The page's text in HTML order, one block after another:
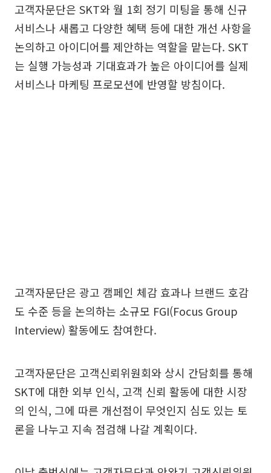
고객자문단은 SKT와 월 1회 정기 미팅을 통해 신규
서비스나 새롭고 다양한 혜택 등에 대한 개선 사항을
논의하고 아이디어를 제안하는 역할을 맡는다. SKT
는 실행 가능성과 기대효과가 높은 아이디어를 실제
서비스나 마케팅 프로모션에 반영할 방침이다.
고객자문단은 광고 캠페인 체감 효과나 브랜드 호감
도 수준 등을 논의하는 소규모 FGI(Focus Group
Interview) 활동에도 참여한다.
고객자문단은 고객신뢰위원회와 상시 간담회를 통해
SKT에 대한 외부 인식, 고객 신뢰 활동에 대한 시장
의 인식, 그에 따른 개선점이 무엇인지 심도 있는 토
론을 나누고 지속 점검해 나갈 계획이다.